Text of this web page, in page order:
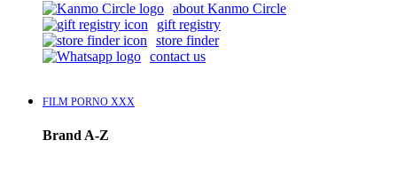
about Kanmo Circle
gift registry
store finder
contact us
FILM PORNO XXX
Brand A-Z